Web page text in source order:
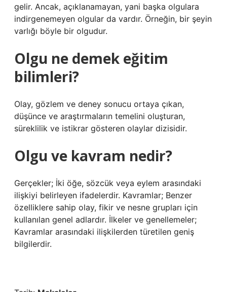
gelir. Ancak, açıklanamayan, yani başka olgulara
indirgenemeyen olgular da vardır. Örneğin, bir şeyin
varlığı böyle bir olgudur.
Olgu ne demek eğitim
bilimleri?
Olay, gözlem ve deney sonucu ortaya çıkan,
düşünce ve araştırmaların temelini oluşturan,
süreklilik ve istikrar gösteren olaylar dizisidir.
Olgu ve kavram nedir?
Gerçekler; İki öğe, sözcük veya eylem arasındaki
ilişkiyi belirleyen ifadelerdir. Kavramlar; Benzer
özelliklere sahip olay, fikir ve nesne grupları için
kullanılan genel adlardır. İlkeler ve genellemeler;
Kavramlar arasındaki ilişkilerden türetilen geniş
bilgilerdir.